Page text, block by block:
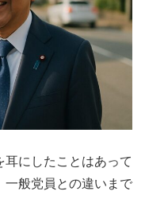
耳にしたことはあって
一般党員との違いまで